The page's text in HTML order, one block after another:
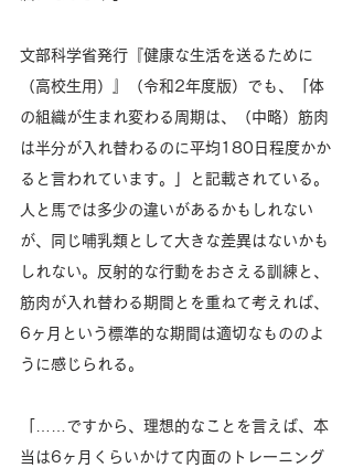
文部科学省発行『健康な生活を送るために
（高校生用）』（令和2年度版）でも、「体
の組織が生まれ変わる周期は、（中略）筋肉
は半分が入れ替わるのに平均180日程度かか
ると言われています。」と記載されている。
人と馬では多少の違いがあるかもしれない
が、同じ哺乳類として大きな差異はないかも
しれない。反射的な行動をおさえる訓練と、
筋肉が入れ替わる期間とを重ねて考えれば、
6ヶ月という標準的な期間は適切なもののよ
うに感じられる。
「……ですから、理想的なことを言えば、本
当は6ヶ月くらいかけて内面のトレーニング